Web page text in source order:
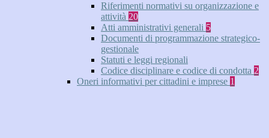
Riferimenti normativi su organizzazione e
attività 20
Atti amministrativi generali 5
Documenti di programmazione strategico-
gestionale
Statuti e leggi regionali
Codice disciplinare e codice di condotta 2
Oneri informativi per cittadini e imprese 1